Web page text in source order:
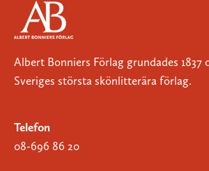
Albert Bonniers Förlag grundades 1837
Sveriges största skönlitterära förlag.
Telefon
08-696 86 20